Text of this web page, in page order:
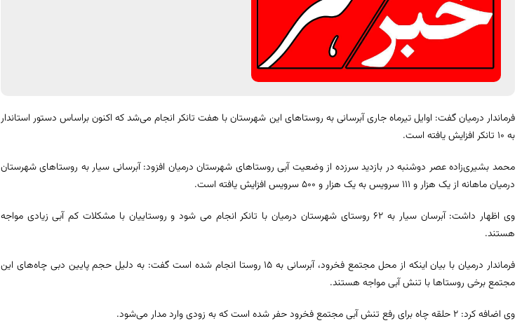
فرماندار درمیان گفت: اوایل تیرماه جاری آبرسانی به روستاهای این شهرستان با هفت تانکر انجام می‌شد که اکنون براساس دستور استاندار
به ۱۰ تانکر افزایش یافته است.
محمد بشیری‌زاده عصر دوشنبه در بازدید سرزده از وضعیت آبی روستاهای شهرستان درمیان افزود: آبرسانی سیار به روستاهای شهرستان
درمیان ماهانه از یک هزار و ۱۱۱ سرویس به یک هزار و ۵۰۰ سرویس افزایش یافته است.
وی اظهار داشت: آبرسان سیار به ۶۲ روستای شهرستان درمیان با تانکر انجام می شود و روستاییان با مشکلات کم آبی زیادی مواجه
هستند.
فرماندار درمیان با بیان اینکه از محل مجتمع فخرود، آبرسانی به ۱۵ روستا انجام شده است گفت: به دلیل حجم پایین دبی چاه‌های این
مجتمع برخی روستاها با تنش آبی مواجه هستند.
وی اضافه کرد: ۲ حلقه چاه برای رفع تنش آبی مجتمع فخرود حفر شده است که به زودی وارد مدار می‌شود.